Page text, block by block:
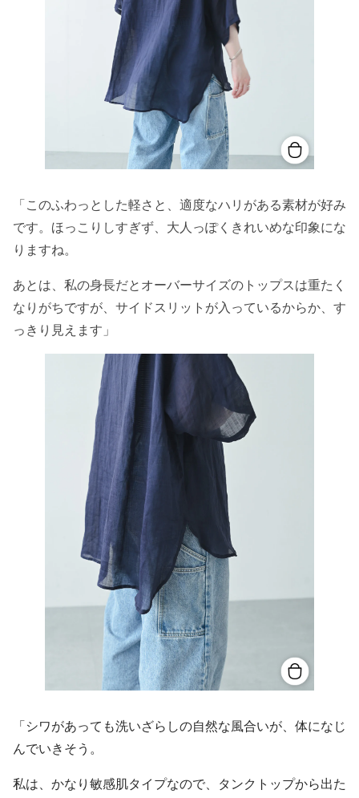
「このふわっとした軽さと、適度なハリがある素材が好み
です。ほっこりしすぎず、大人っぽくきれいめな印象にな
りますね。
あとは、私の身長だとオーバーサイズのトップスは重たく
なりがちですが、サイドスリットが入っているからか、す
っきり見えます」
「シワがあっても洗いざらしの自然な風合いが、体になじ
んでいきそう。
私は、かなり敏感肌タイプなので、タンクトップから出た